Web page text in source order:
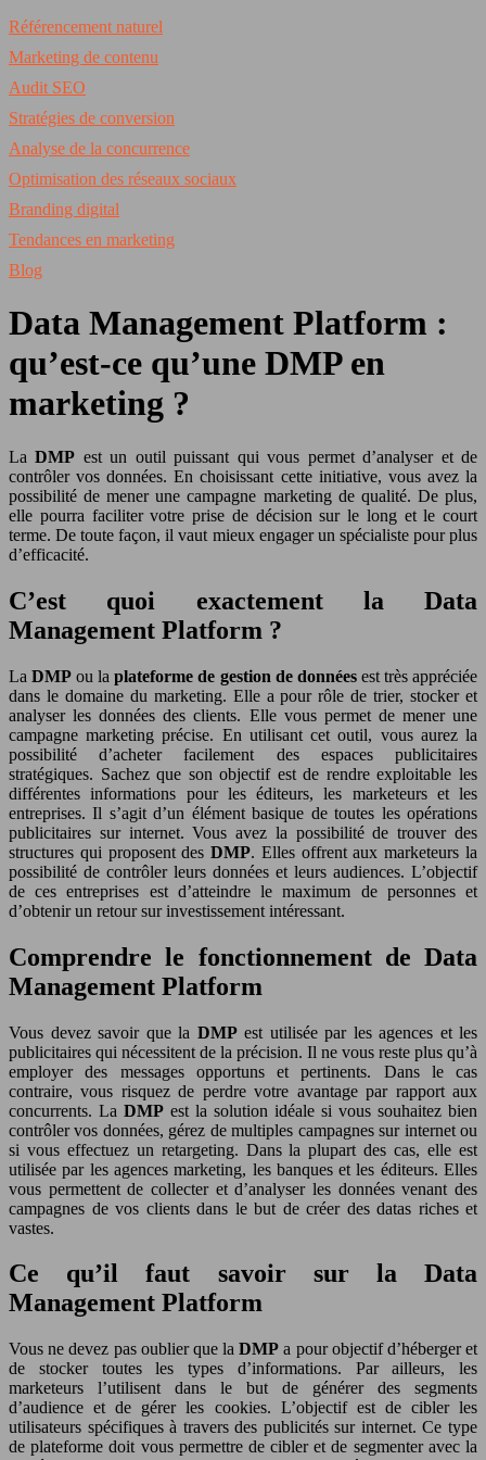
Référencement naturel
Marketing de contenu
Audit SEO
Stratégies de conversion
Analyse de la concurrence
Optimisation des réseaux sociaux
Branding digital
Tendances en marketing
Blog
Data Management Platform :
qu’est-ce qu’une DMP en
marketing ?
LaDMP est un outil puissant qui vous permet d’analyser et de
contrôler vos données. En choisissant cette initiative, vous avez la
possibilité de mener une campagne marketing de qualité. De plus,
elle pourra faciliter votre prise de décision sur le long et le court
terme. De toute façon, il vaut mieux engager un spécialiste pour plus
d’efficacité.
C’est quoi exactement la Data
Management Platform ?
LaDMP ou laplateforme de gestion de donnéesest très appréciée
dans le domaine du marketing. Elle a pour rôle de trier, stocker et
analyser les données des clients. Elle vous permet de mener une
campagne marketing précise. En utilisant cet outil, vous aurez la
possibilité d’acheter facilement des espaces publicitaires
stratégiques. Sachez que son objectif est de rendre exploitable les
différentes informations pour les éditeurs, les marketeurs et les
entreprises. Il s’agit d’un élément basique de toutes les opérations
publicitaires sur internet. Vous avez la possibilité de trouver des
structures qui proposent desDMP. Elles offrent aux marketeurs la
possibilité de contrôler leurs données et leurs audiences. L’objectif
de ces entreprises est d’atteindre le maximum de personnes et
d’obtenir un retour sur investissement intéressant.
Comprendre le fonctionnement de Data
Management Platform
Vous devez savoir que la DMPest utilisée par les agences et les
publicitaires qui nécessitent de la précision. Il ne vous reste plus qu’à
employer des messages opportuns et pertinents. Dans le cas
contraire, vous risquez de perdre votre avantage par rapport aux
concurrents. La DMP est la solution idéale si vous souhaitez bien
contrôler vos données, gérez de multiples campagnes sur internet ou
si vous effectuez un retargeting. Dans la plupart des cas, elle est
utilisée par les agences marketing, les banques et les éditeurs. Elles
vous permettent de collecter et d’analyser les données venant des
campagnes de vos clients dans le but de créer des datas riches et
vastes.
Ce qu’il faut savoir sur la Data
Management Platform
Vous ne devez pas oublier que laDMP a pour objectif d’héberger et
de stocker toutes les types d’informations. Par ailleurs, les
marketeurs l’utilisent dans le but de générer des segments
d’audience et de gérer les cookies. L’objectif est de cibler les
utilisateurs spécifiques à travers des publicités sur internet. Ce type
de plateforme doit vous permettre de cibler et de segmenter avec la